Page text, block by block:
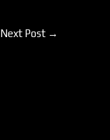
Next Post →